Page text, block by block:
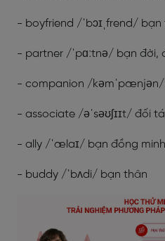
- boyfriend /ˈbɔɪˌfrend/ bạn
- partner /ˈpɑːtnə/ bạn đời,
- companion /kəmˈpænjən/
- associate /əˈsəʊʃɪɪt/ đối
- ally /ˈælaɪ/ bạn đồng minh
- buddy /ˈbʌdi/ bạn thân